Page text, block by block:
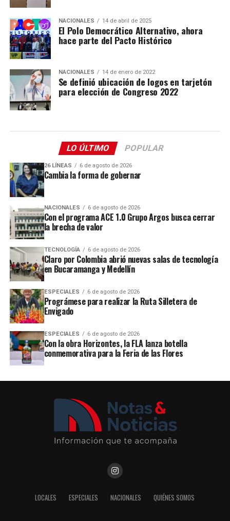
NACIONALES 14 de abril de 2025
El Polo Democrático Alternativo, ahora
hace parte del Pacto Histórico
NACIONALES 14 de enero de 2022
Se definió ubicación de logos en tarjetón
para elección de Congreso 2022
LO ÚLTIMO POPULAR
26 LÍNEAS 6 de agosto de 2026
Cambia la forma de gobernar
NACIONALES 6 de agosto de 2026
Con el programa ACE 1.0 Grupo Argos busca cerrar
la brecha de valor
TECNOLOGÍA 6 de agosto de 2026
Claro por Colombia abrió nuevas salas de tecnología
en Bucaramanga y Medellín
ESPECIALES 6 de agosto de 2026
Prográmese para realizar la Ruta Silletera de
Envigado
ESPECIALES 6 de agosto de 2026
Con la obra Horizontes, la FLA lanza botella
conmemorativa para la Feria de las Flores
LOCALES ESPECIALES NACIONALES QUIÉNES SOMOS